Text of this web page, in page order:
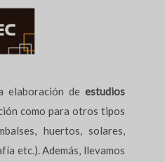
elaboración deestudios
como para otros tipos
huertos, solares,
etc.). Además, llevamos